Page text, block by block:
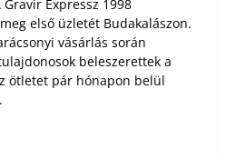
Expressz 1998
első üzletét Budakalászon.
vásárlás során
beleszerettek a
ötletet pár hónapon belül